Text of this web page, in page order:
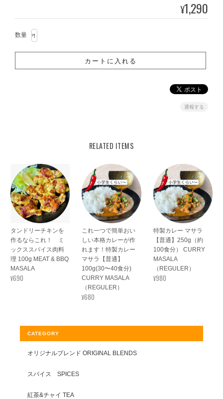
¥1,290
数量
通報する
RELATED ITEMS
タンドリーチキンを
作るならこれ！ ミ
ックススパイス肉料
理 100g MEAT & BBQ
MASALA
¥690
これ一つで簡単おい
しい本格カレーが作
れます！特製カレー
マサラ【普通】
100g(30〜40食分)
CURRY MASALA
（REGULER）
¥680
特製カレー マサラ
【普通】250g（約
100食分） CURRY
MASALA
（REGULER）
¥980
CATEGORY
オリジナルブレンド ORIGINAL BLENDS
スパイス SPICES
紅茶&チャイ TEA